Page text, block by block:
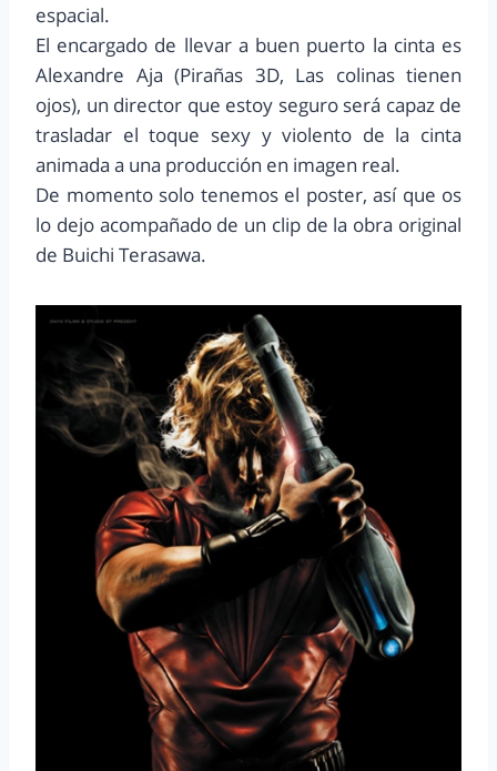
espacial.
El encargado de llevar a buen puerto la cinta es
Alexandre Aja (Pirañas 3D, Las colinas tienen
ojos), un director que estoy seguro será capaz de
trasladar el toque sexy y violento de la cinta
animada a una producción en imagen real.
De momento solo tenemos el poster, así que os
lo dejo acompañado de un clip de la obra original
de Buichi Terasawa.